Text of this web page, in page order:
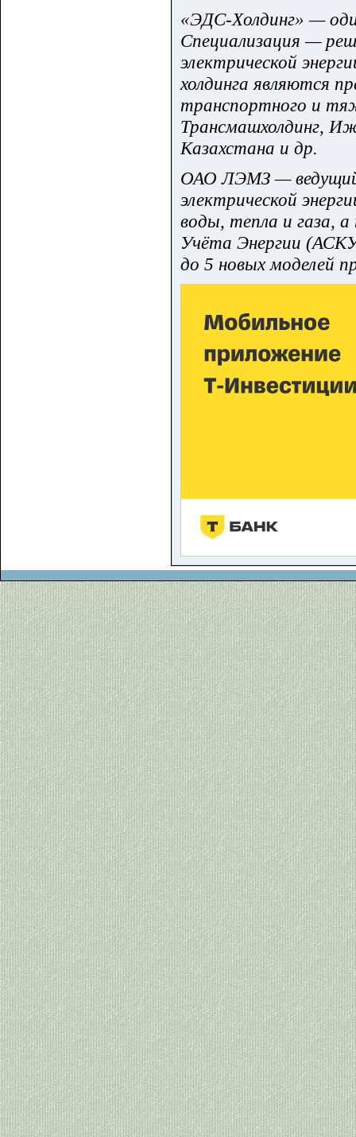
«ЭДС-Холдинг» —
Специализация —
электрической
холдинга являются
транспортного и
Трансмашхолдинг,
Казахстана и др.
ОАО ЛЭМЗ — ведущий
электрической
воды, тепла и газа,
Учёта Энергии
до 5 новых моделей